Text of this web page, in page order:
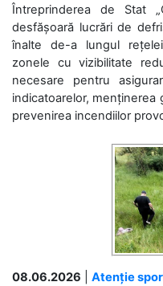
Întreprinderea de Stat
desfășoară lucrări de
înalte de-a lungul
zonele cu vizibilitate
necesare pentru
indicatoarelor, menținerea
prevenirea incendiilor
08.06.2026
Atenție